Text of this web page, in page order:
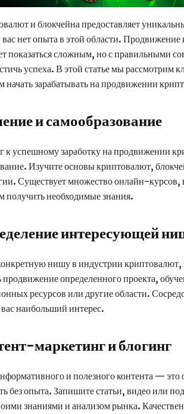
и блокчейна предоставляет
вас нет опыта в этой области.
показаться сложным, но с правильными
успеха. В этой статье мы рассмотрим
начать зарабатывать на продвижении
и самообразование
к успешному заработку на продвижении
Изучите основы криптовалют,
Существует множество онлайн-курсов,
получить необходимые знания.
интересующей
нишу в индустрии криптовалют,
определенного проекта,
ресурсов или другие области.
наибольший интерес.
маркетинг и блогинг
и полезного контента — это
без опыта. Запишите статьи, видео или
знаниями и анализом рынка.